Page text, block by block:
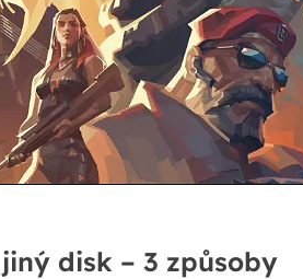
disk – 3 způsoby